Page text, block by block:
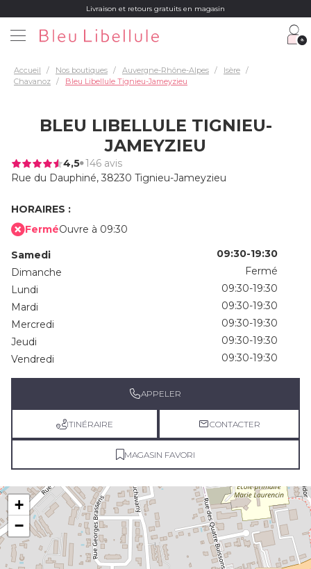
Livraison et retours gratuits en magasin
Accueil Nos boutiques Auvergne-Rhône-Alpes
Isère
Chavanoz
Bleu Libellule Tignieu-Jameyzieu
BLEU LIBELLULE TIGNIEU-
JAMEYZIEU
4,5 146 avis
Rue du Dauphiné, 38230 Tignieu-Jameyzieu
HORAIRES :
FerméOuvre à 09:30
Samedi
09:30-19:30
Dimanche
Fermé
Lundi
09:30-19:30
Mardi
09:30-19:30
Mercredi
09:30-19:30
Jeudi
09:30-19:30
Vendredi
09:30-19:30
APPELER
ITINÉRAIRE CONTACTER
MAGASIN FAVORI
+
−